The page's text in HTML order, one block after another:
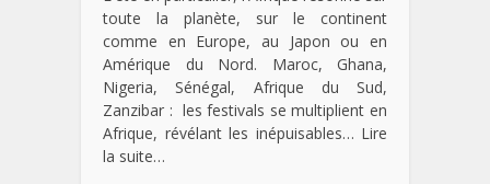
toute la planète, sur le continent
comme en Europe, au Japon ou en
Amérique du Nord. Maroc, Ghana,
Nigeria, Sénégal, Afrique du Sud,
Zanzibar : les festivals se multiplient en
Afrique, révélant les inépuisables… Lire
la suite…